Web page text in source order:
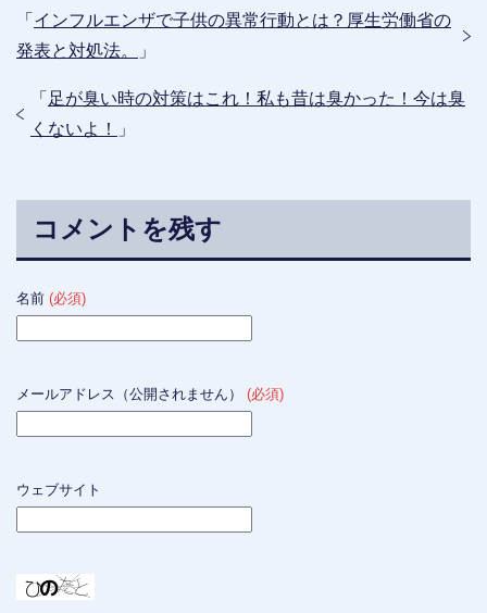
「 インフルエンザで子供の異常行動とは？厚生労働省の
発表と対処法。
」
「 足が臭い時の対策はこれ！私も昔は臭かった！今は臭
くないよ！
」
コメントを残す
名前 (必須)
メールアドレス（公開されません） (必須)
ウェブサイト